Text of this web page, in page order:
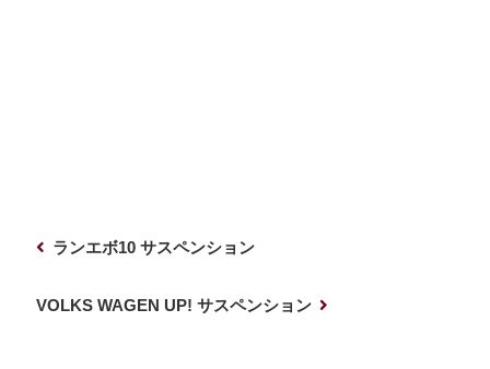
ランエボ10 サスペンション
VOLKS WAGEN UP! サスペンション